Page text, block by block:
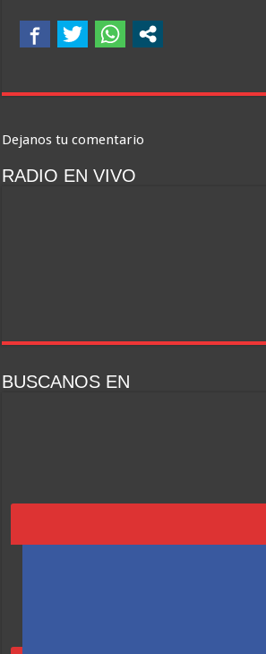
Dejanos tu comentario
RADIO EN VIVO
BUSCANOS EN